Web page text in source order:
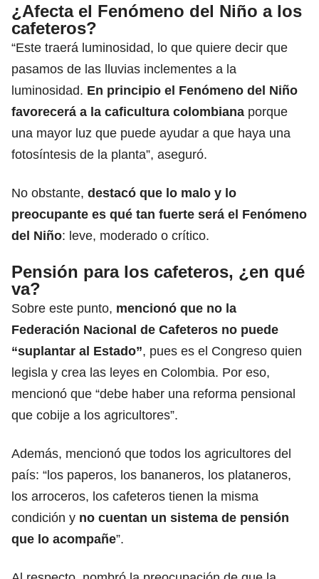
¿Afecta el Fenómeno del Niño a los
cafeteros?
“Este traerá luminosidad, lo que quiere decir que
pasamos de las lluvias inclementes a la
luminosidad. En principio el Fenómeno del Niño
favorecerá a la caficultura colombiana porque
una mayor luz que puede ayudar a que haya una
fotosíntesis de la planta”, aseguró.
No obstante, destacó que lo malo y lo
preocupante es qué tan fuerte será el Fenómeno
del Niño: leve, moderado o crítico.
Pensión para los cafeteros, ¿en qué
va?
Sobre este punto, mencionó que no la
Federación Nacional de Cafeteros no puede
“suplantar al Estado”, pues es el Congreso quien
legisla y crea las leyes en Colombia. Por eso,
mencionó que “debe haber una reforma pensional
que cobije a los agricultores”.
Además, mencionó que todos los agricultores del
país: “los paperos, los bananeros, los plataneros,
los arroceros, los cafeteros tienen la misma
condición y no cuentan un sistema de pensión
que lo acompañe”.